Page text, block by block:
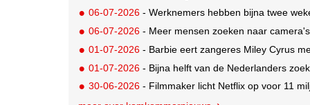
06-07-2026 - Werknemers hebben bijna twee
06-07-2026 - Meer mensen zoeken naar
01-07-2026 - Barbie eert zangeres Miley Cyrus
01-07-2026 - Bijna helft van de Nederlanders
30-06-2026 - Filmmaker licht Netflix op voor 11